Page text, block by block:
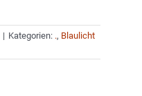
| Kategorien: ., Blaulicht